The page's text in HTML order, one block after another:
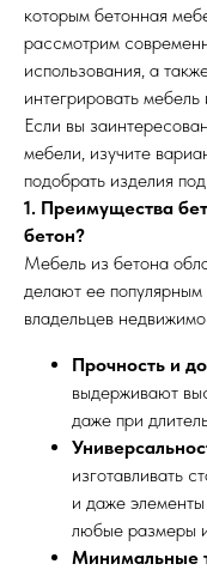
которым бетонная
рассмотрим
использования, а
интегрировать
Если вы
мебели, изучите
подобрать изделия
1. Преимущества
бетон?
Мебель из бетона
делают ее
владельцев
Прочность и
выдерживают
даже при
изготавливать
и даже
любые размеры
Минимальные